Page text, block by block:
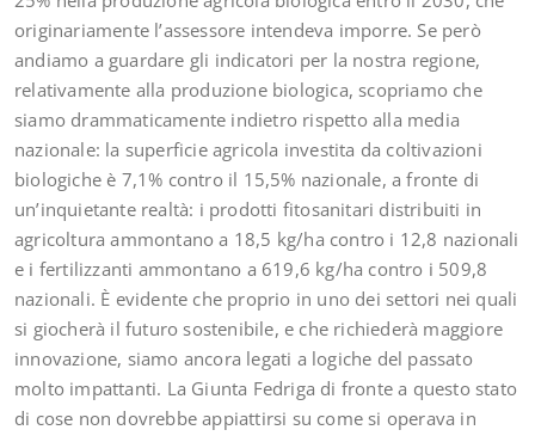
originariamente l’assessore intendeva imporre. Se però
andiamo a guardare gli indicatori per la nostra regione,
relativamente alla produzione biologica, scopriamo che
siamo drammaticamente indietro rispetto alla media
nazionale: la superficie agricola investita da coltivazioni
biologiche è 7,1% contro il 15,5% nazionale, a fronte di
un’inquietante realtà: i prodotti fitosanitari distribuiti in
agricoltura ammontano a 18,5 kg/ha contro i 12,8 nazionali
e i fertilizzanti ammontano a 619,6 kg/ha contro i 509,8
nazionali. È evidente che proprio in uno dei settori nei quali
si giocherà il futuro sostenibile, e che richiederà maggiore
innovazione, siamo ancora legati a logiche del passato
molto impattanti. La Giunta Fedriga di fronte a questo stato
di cose non dovrebbe appiattirsi su come si operava in